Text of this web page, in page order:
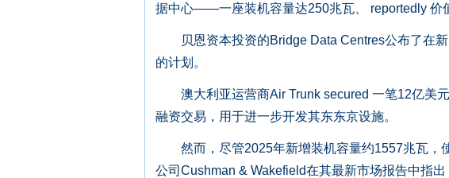
据中心——一座装机容量达250兆瓦、 reportedly 价
贝恩资本投资的Bridge Data Centres公布了在新
的计划。
澳大利亚运营商Air Trunk secured 一笔12亿美
融资交易，用于进一步开发其东东京设施。
然而，尽管2025年新增装机容量约1557兆瓦，
公司Cushman & Wakefield在其最新市场报告中指